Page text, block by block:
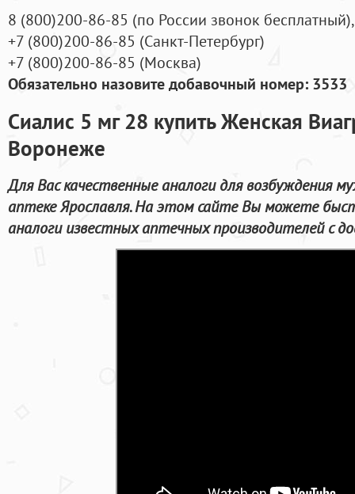
8 (800)200-86-85 (по России звонок бесплатный),
+7 (800)200-86-85 (Санкт-Петербург)
+7 (800)200-86-85 (Москва)
Обязательно назовите добавочный номер: 3533
Сиалис 5 мг 28 купить Женская
Воронеже
Для Вас качественные аналоги для возбуждения
аптеке Ярославля. На этом сайте Вы можете
аналоги известных аптечных производителей с